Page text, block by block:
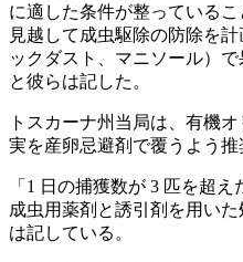
に適した条件が整っている
見越して成虫駆除の防除を
ックダスト、マニソール）
と彼らは記した。
トスカーナ州当局は、有機
実を産卵忌避剤で覆うよう推
「 1 日の捕獲数が 3 匹を超え
成虫用薬剤と誘引剤を用い
は記している。